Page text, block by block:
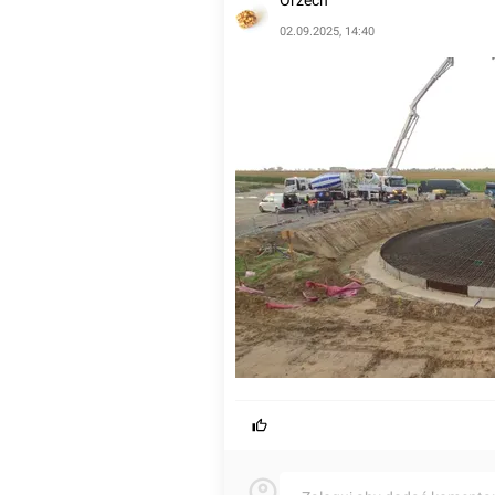
02.09.2025, 14:40